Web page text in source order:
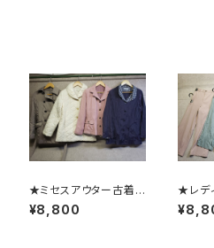
★ミセスアウター古着M
IX●アソート●古着衛
門店頭品質●大量/業
¥8,800
★レデ
MIX●
業販/